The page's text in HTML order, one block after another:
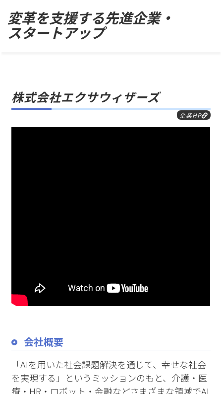
content
変革を支援する先進企業・
スタートアップ
株式会社エクサウィザーズ
企業HP
会社概要
「AIを用いた社会課題解決を通じて、幸せな社会
を実現する」というミッションのもと、介護・医
療・HR・ロボット・金融などさまざまな領域でAI